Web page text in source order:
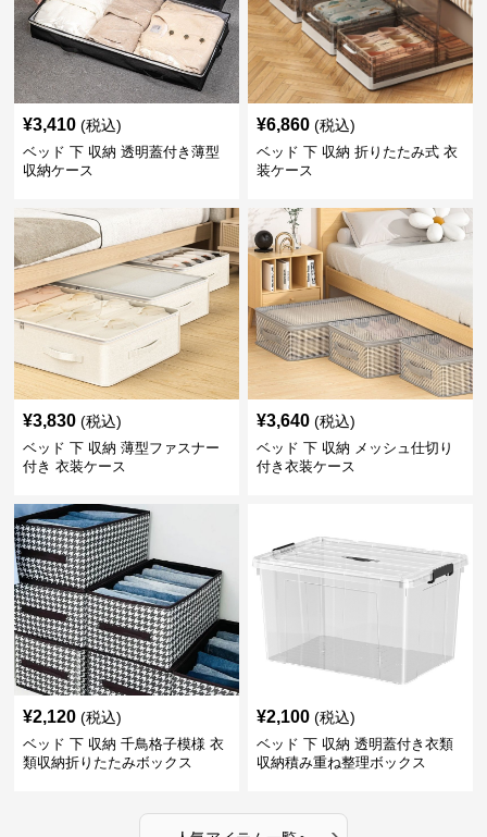
¥3,410 (税込)
ベッド 下 収納 透明蓋付き薄型
収納ケース
¥6,860 (税込)
ベッド 下 収納 折りたたみ式 衣
装ケース
¥3,830 (税込)
ベッド 下 収納 薄型ファスナー
付き 衣装ケース
¥3,640 (税込)
ベッド 下 収納 メッシュ仕切り
付き衣装ケース
¥2,120 (税込)
ベッド 下 収納 千鳥格子模様 衣
類収納折りたたみボックス
¥2,100 (税込)
ベッド 下 収納 透明蓋付き衣類
収納積み重ね整理ボックス